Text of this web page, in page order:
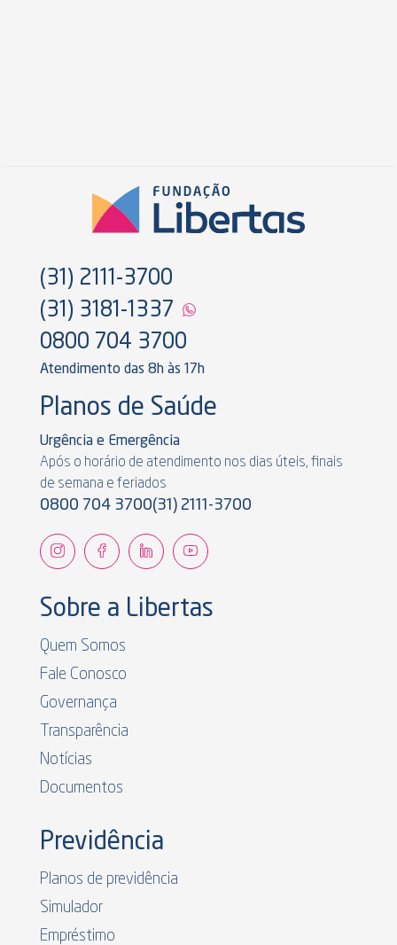
(31) 2111-3700
(31) 3181-1337
0800 704 3700
Atendimento das 8h às 17h
Planos de Saúde
Urgência e Emergência
Após o horário de atendimento nos dias úteis, finais
de semana e feriados
0800 704 3700(31) 2111-3700
Sobre a Libertas
Quem Somos
Fale Conosco
Governança
Transparência
Notícias
Documentos
Previdência
Planos de previdência
Simulador
Empréstimo